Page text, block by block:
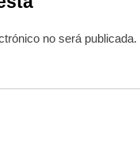
no será publicada.